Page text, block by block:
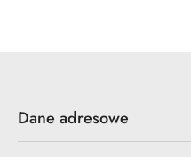
Dane adresowe